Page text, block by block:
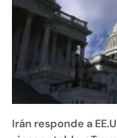
Irán responde a